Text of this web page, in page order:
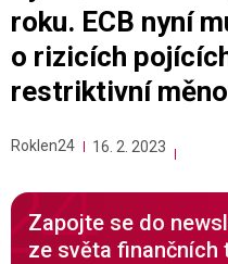
roku. ECB nyní
o rizicích
restriktivní
Roklen24 16. 2. 2023
Zapojte se do
ze světa finančních